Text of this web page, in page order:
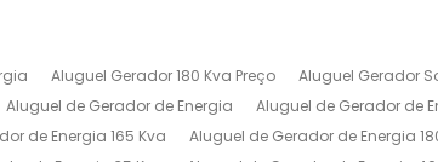
Aluguel Gerador 180 Kva Preço Aluguel Gerador
Aluguel de Gerador de Energia Aluguel de Gerador de
de Energia 165 Kva Aluguel de Gerador de Energia